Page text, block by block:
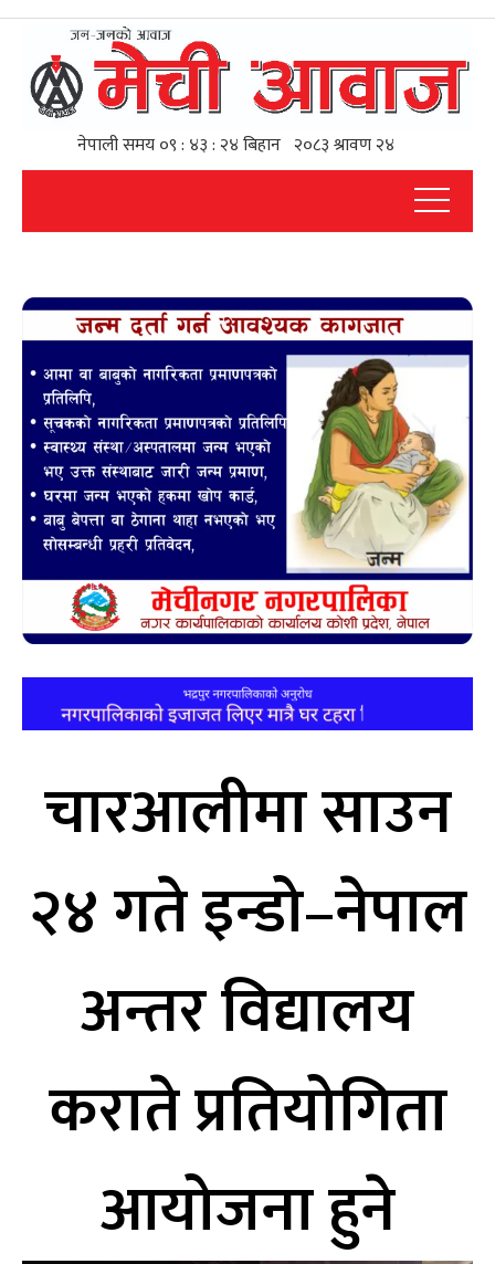
चारआलीमा साउन
२४ गते इन्डो–नेपाल
अन्तर विद्यालय
कराते प्रतियोगिता
आयोजना हुने